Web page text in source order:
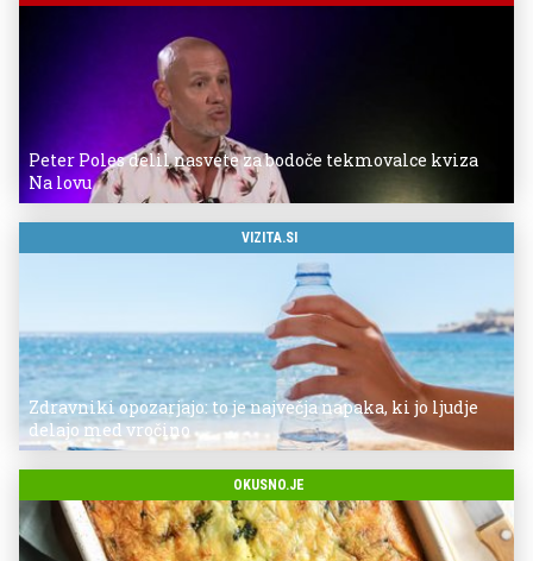
Peter Poles delil nasvete za bodoče tekmovalce kviza
Na lovu
VIZITA.SI
Zdravniki opozarjajo: to je največja napaka, ki jo ljudje
delajo med vročino
OKUSNO.JE